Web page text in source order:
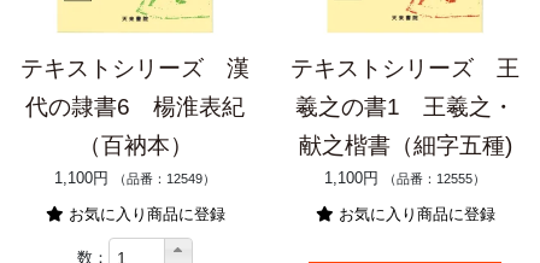
テキストシリーズ 漢
代の隷書6 楊淮表紀
（百衲本）
1,100円 （品番：12549）
お気に入り商品に登録
数：
テキストシリーズ 王
羲之の書1 王羲之・
献之楷書（細字五種)
1,100円 （品番：12555）
お気に入り商品に登録